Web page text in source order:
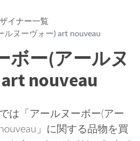
イナー一覧
ルヌーヴォー) art nouveau
ボー(アールヌ
nouveau
は「アールヌーボー(アー
」に関する品物を買